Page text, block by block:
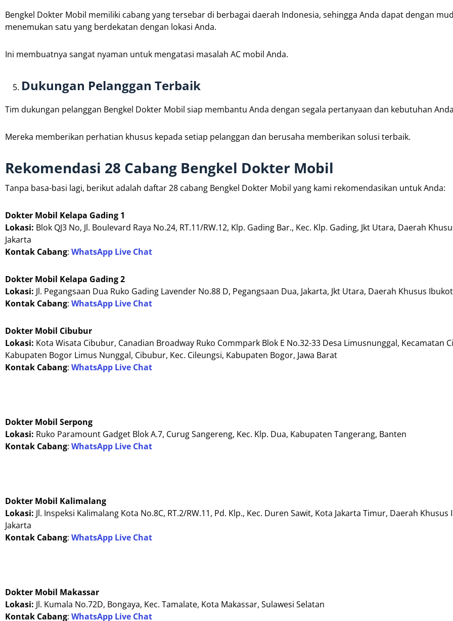
Bengkel Dokter Mobil memiliki cabang yang tersebar di berbagai daerah Indonesia, sehingga Anda dapat dengan
menemukan satu yang berdekatan dengan lokasi Anda.
Ini membuatnya sangat nyaman untuk mengatasi masalah AC mobil Anda.
Dukungan Pelanggan Terbaik
Tim dukungan pelanggan Bengkel Dokter Mobil siap membantu Anda dengan segala pertanyaan dan kebutuhan
Mereka memberikan perhatian khusus kepada setiap pelanggan dan berusaha memberikan solusi terbaik.
Rekomendasi 28 Cabang Bengkel Dokter Mobil
Tanpa basa-basi lagi, berikut adalah daftar 28 cabang Bengkel Dokter Mobil yang kami rekomendasikan untuk Anda:
Dokter Mobil Kelapa Gading 1
Lokasi: Blok QJ3 No, Jl. Boulevard Raya No.24, RT.11/RW.12, Klp. Gading Bar., Kec. Klp. Gading, Jkt Utara, Daerah
Jakarta
Kontak Cabang: WhatsApp Live Chat
Dokter Mobil Kelapa Gading 2
Lokasi: Jl. Pegangsaan Dua Ruko Gading Lavender No.88 D, Pegangsaan Dua, Jakarta, Jkt Utara, Daerah Khusus
Kontak Cabang: WhatsApp Live Chat
Dokter Mobil Cibubur
Lokasi: Kota Wisata Cibubur, Canadian Broadway Ruko Commpark Blok E No.32-33 Desa Limusnunggal, Kecamatan
Kabupaten Bogor Limus Nunggal, Cibubur, Kec. Cileungsi, Kabupaten Bogor, Jawa Barat
Kontak Cabang: WhatsApp Live Chat
Dokter Mobil Serpong
Lokasi: Ruko Paramount Gadget Blok A.7, Curug Sangereng, Kec. Klp. Dua, Kabupaten Tangerang, Banten
Kontak Cabang: WhatsApp Live Chat
Dokter Mobil Kalimalang
Lokasi: Jl. Inspeksi Kalimalang Kota No.8C, RT.2/RW.11, Pd. Klp., Kec. Duren Sawit, Kota Jakarta Timur, Daerah Khusus
Jakarta
Kontak Cabang: WhatsApp Live Chat
Dokter Mobil Makassar
Lokasi: Jl. Kumala No.72D, Bongaya, Kec. Tamalate, Kota Makassar, Sulawesi Selatan
Kontak Cabang: WhatsApp Live Chat